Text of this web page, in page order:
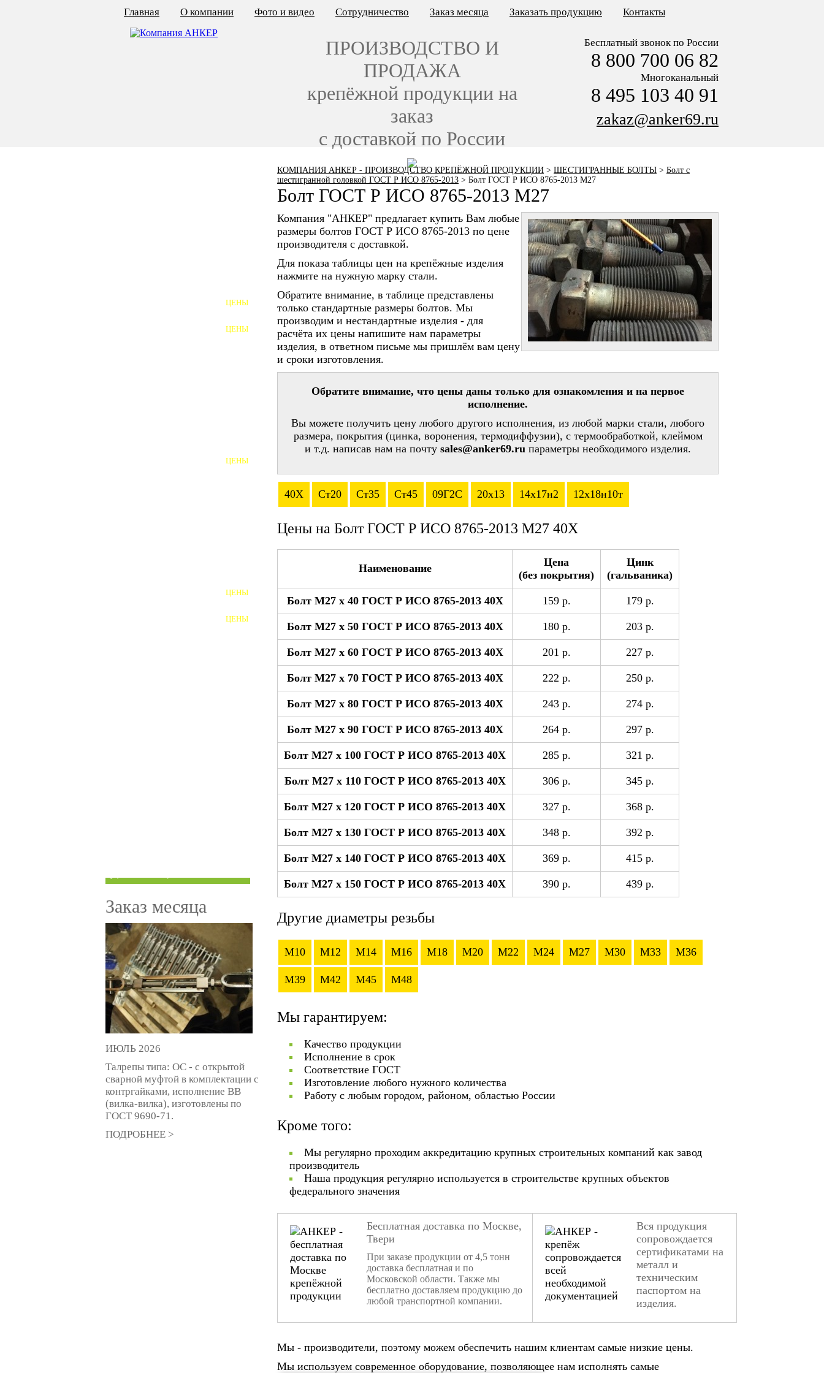
КОМПАНИЯ АНКЕР - ПРОИЗВОДСТВО КРЕПЁЖНОЙ ПРОДУКЦИИ > ШЕСТИГРАННЫЕ БОЛТЫ > Болт с
шестигранной головкой ГОСТ Р ИСО 8765-2013 > Болт ГОСТ Р ИСО 8765-2013 M27
Болт ГОСТ Р ИСО 8765-2013 M27
Компания "АНКЕР" предлагает купить Вам любые
размеры болтов ГОСТ Р ИСО 8765-2013 по цене
производителя с доставкой.
Для показа таблицы цен на крепёжные изделия
нажмите на нужную марку стали.
Обратите внимание, в таблице представлены
только стандартные размеры болтов. Мы
производим и нестандартные изделия - для
расчёта их цены напишите нам параметры
изделия, в ответном письме мы пришлём вам цену
и сроки изготовления.
Обратите внимание, что цены даны только для ознакомления и на первое
исполнение.
Вы можете получить цену любого другого исполнения, из любой марки стали, любого
размера, покрытия (цинка, воронения, термодиффузии), с термообработкой, клеймом
и т.д. написав нам на почту sales@anker69.ru параметры необходимого изделия.
40Х Ст20 Ст35 Ст45 09Г2С 20х13 14х17н2 12х18н10т
Цены на Болт ГОСТ Р ИСО 8765-2013 М27 40Х
Наименование
Цена
(без покрытия)
Цинк
(гальваника)
Болт М27 x 40 ГОСТ Р ИСО 8765-2013 40Х 159 р. 179 р.
Болт М27 x 50 ГОСТ Р ИСО 8765-2013 40Х 180 р. 203 р.
Болт М27 x 60 ГОСТ Р ИСО 8765-2013 40Х 201 р. 227 р.
Болт М27 x 70 ГОСТ Р ИСО 8765-2013 40Х 222 р. 250 р.
Болт М27 x 80 ГОСТ Р ИСО 8765-2013 40Х 243 р. 274 р.
Болт М27 x 90 ГОСТ Р ИСО 8765-2013 40Х 264 р. 297 р.
Болт М27 x 100 ГОСТ Р ИСО 8765-2013 40Х 285 р. 321 р.
Болт М27 x 110 ГОСТ Р ИСО 8765-2013 40Х 306 р. 345 р.
Болт М27 x 120 ГОСТ Р ИСО 8765-2013 40Х 327 р. 368 р.
Болт М27 x 130 ГОСТ Р ИСО 8765-2013 40Х 348 р. 392 р.
Болт М27 x 140 ГОСТ Р ИСО 8765-2013 40Х 369 р. 415 р.
Болт М27 x 150 ГОСТ Р ИСО 8765-2013 40Х 390 р. 439 р.
Другие диаметры резьбы
M10 M12 M14 M16 M18 M20 M22 M24 M27 M30 M33 M36
M39 M42 M45 M48
Мы гарантируем:
Качество продукции
Исполнение в срок
Соответствие ГОСТ
Изготовление любого нужного количества
Работу с любым городом, районом, областью России
Кроме того:
Мы регулярно проходим аккредитацию крупных строительных компаний как завод
производитель
Наша продукция регулярно используется в строительстве крупных объектов
федерального значения
Бесплатная доставка по Москве,
Твери
При заказе продукции от 4,5 тонн
доставка бесплатная и по
Московской области. Также мы
бесплатно доставляем продукцию до
любой транспортной компании.
Вся продукция
сопровождается
сертификатами на
металл и
техническим
паспортом на
изделия.
Мы - производители, поэтому можем обеспечить нашим клиентам самые низкие цены.
Мы используем современное оборудование, позволяющее нам исполнять самые
ЦЕНЫ
ЦЕНЫ
ШАЙБЫ ФУНДАМЕНТНЫЕ
ЦЕНЫ
ЦЕНЫ
ЦЕНЫ
Заказ месяца
ИЮЛЬ 2026
Талрепы типа: ОС - с открытой
сварной муфтой в комплектации с
контргайками, исполнение ВВ
(вилка-вилка), изготовлены по
ГОСТ 9690-71.
ПОДРОБНЕЕ >
Главная О компании Фото и видео Сотрудничество Заказ месяца Заказать продукцию Контакты
ПРОИЗВОДСТВО И
ПРОДАЖА
крепёжной продукции на
заказ
с доставкой по России
Бесплатный звонок по России
8 800 700 06 82
Многоканальный
8 495 103 40 91
zakaz@anker69.ru